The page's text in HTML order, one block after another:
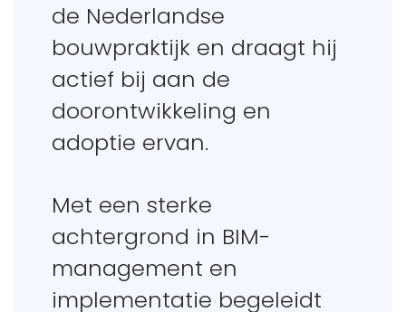
de Nederlandse
bouwpraktijk en draagt hij
actief bij aan de
doorontwikkeling en
adoptie ervan.
Met een sterke
achtergrond in BIM-
management en
implementatie begeleidt